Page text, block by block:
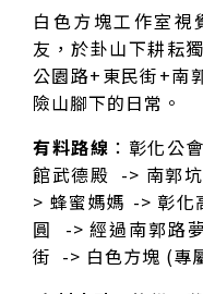
白色方塊工作室視
友，於卦山下耕耘
公園路+東民街+南
險山腳下的日常。
有料路線 ：彰化公
館武德殿 -> 南郭
> 蜂蜜媽媽 -> 彰化
圓 -> 經過南郭路
街 -> 白色方塊 (專